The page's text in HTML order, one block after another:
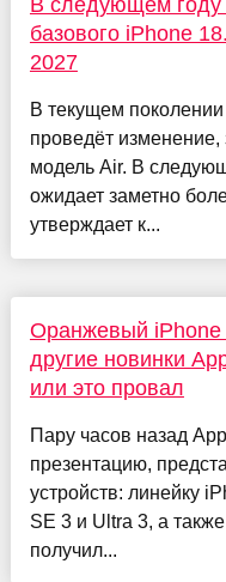
В следующем году
базового iPhone
2027
В текущем
проведёт
модель Air. В
ожидает заметно
утверждает к...
Оранжевый iPhone
другие новинки
или это провал
Пару часов назад
презентацию,
устройств: линейку
SE 3 и Ultra 3, а
получил...